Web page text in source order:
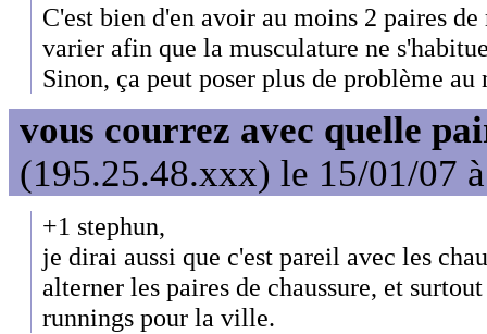
C'est bien d'en avoir au moins 2 paires
varier afin que la musculature ne
Sinon, ça peut poser plus de problème au
vous courrez avec quelle
(195.25.48.xxx) le 15/01/07
+1 stephun,
je dirai aussi que c'est pareil avec les
alterner les paires de chaussure, et
runnings pour la ville.